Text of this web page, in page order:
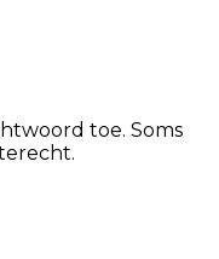
toe. Soms